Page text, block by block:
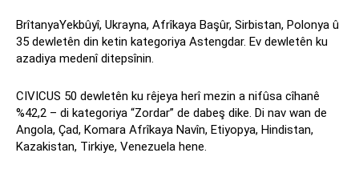
BrîtanyaYekbûyî, Ukrayna, Afrîkaya Başûr, Sirbistan, Polonya û
35 dewletên din ketin kategoriya Astengdar. Ev dewletên ku
azadiya medenî ditepsînin.
CIVICUS 50 dewletên ku rêjeya herî mezin a nifûsa cîhanê
%42,2 – di kategoriya “Zordar” de dabeş dike. Di nav wan de
Angola, Çad, Komara Afrîkaya Navîn, Etiyopya, Hindistan,
Kazakistan, Tirkiye, Venezuela hene.